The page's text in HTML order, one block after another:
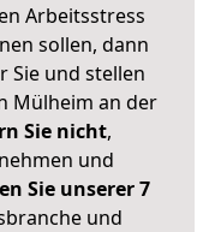
Arbeitsstress
sollen, dann
Sie und stellen
Mülheim an der
Sie nicht,
und
Sie unserer 7
und